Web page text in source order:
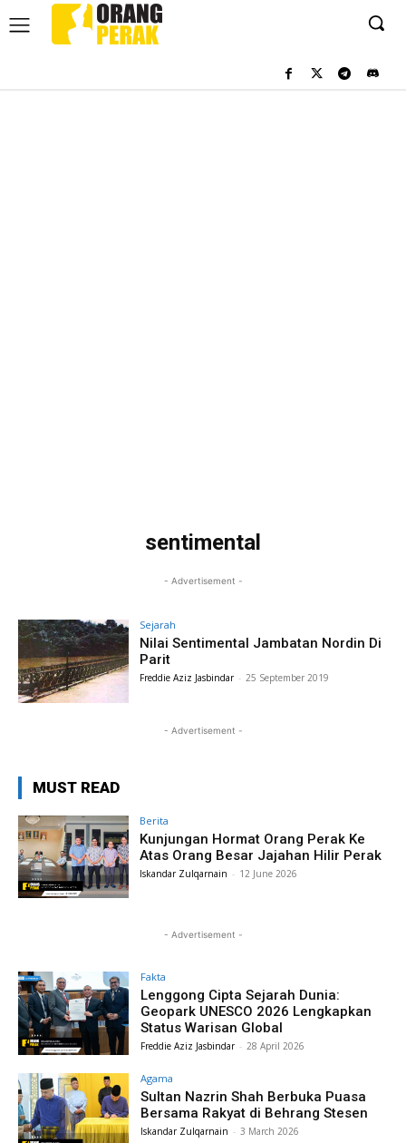
sentimental
- Advertisement -
Sejarah
Nilai Sentimental Jambatan Nordin Di
Parit
Freddie Aziz Jasbindar - 25 September 2019
- Advertisement -
MUST READ
Berita
Kunjungan Hormat Orang Perak Ke
Atas Orang Besar Jajahan Hilir Perak
Iskandar Zulqarnain - 12 June 2026
- Advertisement -
Fakta
Lenggong Cipta Sejarah Dunia:
Geopark UNESCO 2026 Lengkapkan
Status Warisan Global
Freddie Aziz Jasbindar - 28 April 2026
Agama
Sultan Nazrin Shah Berbuka Puasa
Bersama Rakyat di Behrang Stesen
Iskandar Zulqarnain - 3 March 2026